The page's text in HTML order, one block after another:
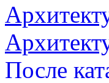
После